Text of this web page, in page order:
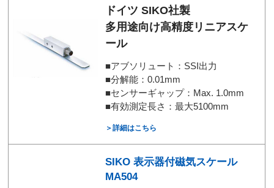
ドイツ SIKO社製
多用途向け高精度リニアスケ
ール
■アブソリュート：SSI出力
■分解能：0.01mm
■センサーギャップ：Max. 1.0mm
■有効測定長さ：最大5100mm
＞詳細はこちら
SIKO 表示器付磁気スケール
MA504